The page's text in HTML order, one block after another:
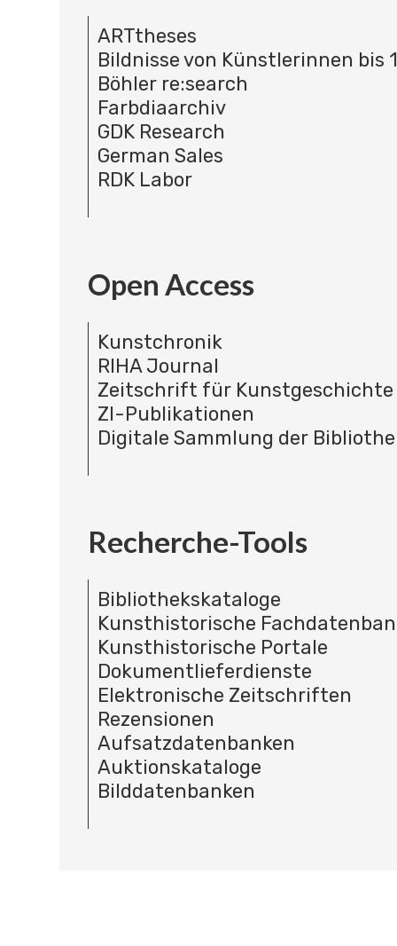
ARTtheses
Bildnisse von Künstlerinnen bis
Böhler re:search
Farbdiaarchiv
GDK Research
German Sales
RDK Labor
Open Access
Kunstchronik
RIHA Journal
Zeitschrift für Kunstgeschichte
ZI-Publikationen
Digitale Sammlung der
Recherche-Tools
Bibliothekskataloge
Kunsthistorische
Kunsthistorische Portale
Dokumentlieferdienste
Elektronische Zeitschriften
Rezensionen
Aufsatzdatenbanken
Auktionskataloge
Bilddatenbanken